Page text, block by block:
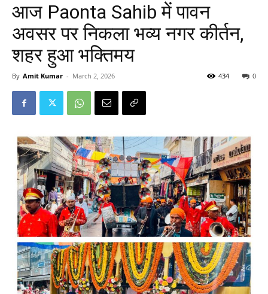
आज Paonta Sahib में पावन
अवसर पर निकला भव्य नगर कीर्तन,
शहर हुआ भक्तिमय
By Amit Kumar - March 2, 2026 0
434